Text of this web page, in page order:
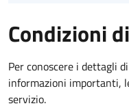
Condizioni
Per conoscere i dettagli
informazioni importanti,
servizio.